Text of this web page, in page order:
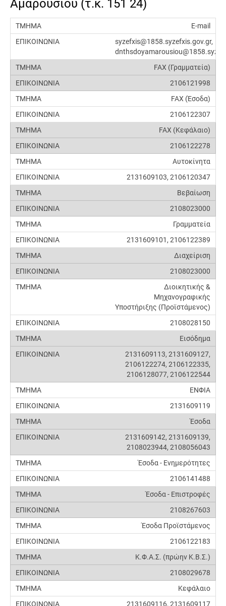
Αμαρουσίου (τ.κ. 151 24)
E-mail
syzefxis@1858.syzefxis.gov.gr,
FAX (Γραμματεία)
2106121998
FAX (Έσοδα)
2106122307
FAX (Κεφάλαιο)
2106122278
Αυτοκίνητα
2131609103, 2106120347
Βεβαίωση
2108023000
Γραμματεία
2131609101, 2106122389
Διαχείριση
2108023000
Διοικητικής &
Μηχανογραφικής
Υποστήριξης (Προϊστάμενος)
2108028150
Εισόδημα
2131609113, 2131609127,
2106122274, 2106122335,
2106128077, 2106122544
ΕΝΦΙΑ
2131609119
Έσοδα
2131609142, 2131609139,
2108023944, 2108056043
Έσοδα - Ενημερότητες
2106141488
Έσοδα - Επιστροφές
2108267603
Έσοδα Προϊστάμενος
2106122183
Κ.Φ.Α.Σ. (πρώην Κ.Β.Σ.)
2108029678
Κεφάλαιο
2131609116, 2131609117